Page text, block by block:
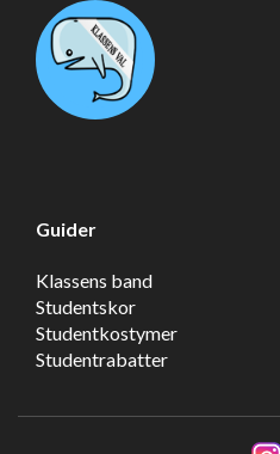
Guider
Klassens band
Studentskor
Studentkostymer
Studentrabatter